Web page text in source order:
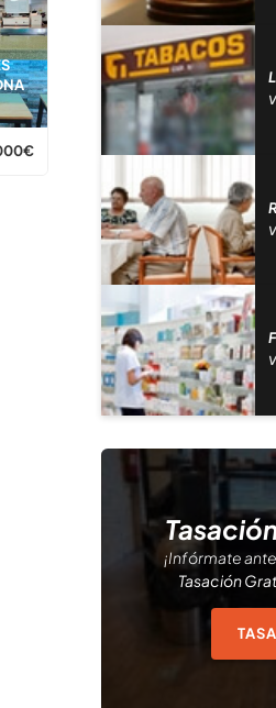
¡Infórmate
Tasación